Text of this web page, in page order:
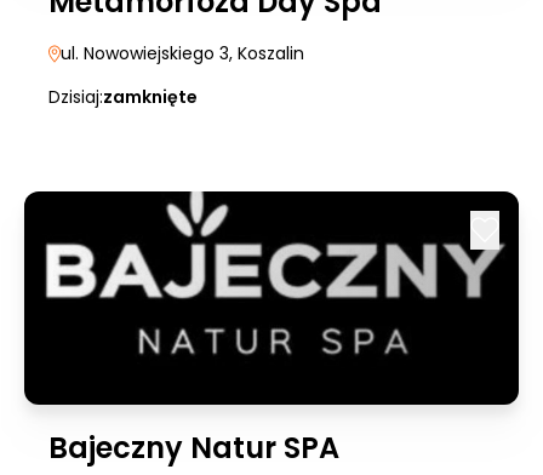
ul. Nowowiejskiego 3, Koszalin
Dzisiaj:zamknięte
Bajeczny Natur SPA